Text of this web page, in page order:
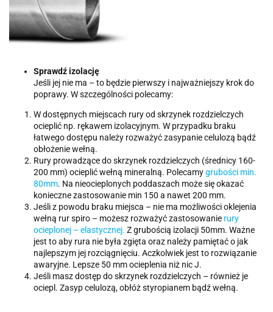
Sprawdź izolację
Jeśli jej nie ma – to będzie pierwszy i najważniejszy krok do
poprawy. W szczególności polecamy:
W dostępnych miejscach rury od skrzynek rozdzielczych
ocieplić np. rękawem izolacyjnym. W przypadku braku
łatwego dostępu należy rozważyć zasypanie celulozą bądź
obłożenie wełną.
Rury prowadzące do skrzynek rozdzielczych (średnicy 160-
200 mm) ocieplić wełną mineralną. Polecamygrubości min.
80mm. Na nieocieplonych poddaszach może się okazać
konieczne zastosowanie min 150 a nawet 200 mm.
Jeśli z powodu braku miejsca – nie ma możliwości oklejenia
wełną rur spiro – możesz rozważyć zastosowanie rury
ocieplonej – elastycznej. Z grubością izolacji 50mm. Ważne
jest to aby rura nie była zgięta oraz należy pamiętać o jak
najlepszym jej rozciągnięciu. Aczkolwiek jest to rozwiązanie
awaryjne. Lepsze 50 mm ocieplenia niż nic J.
Jeśli masz dostęp do skrzynek rozdzielczych – również je
ociepl. Zasyp celulozą, obłóż styropianem bądź wełną.